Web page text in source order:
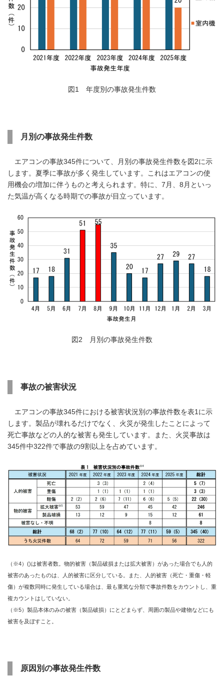
図1 年度別の事故発生件数
月別の事故発生件数
エアコンの事故345件について、月別の事故発生件数を図2に示
します。夏季に事故が多く発生しています。これはエアコンの使
用機会の増加に伴うものと考えられます。特に、7月、8月といっ
た気温が高くなる時期での事故が目立っています。
図2 月別の事故発生件数
事故の被害状況
エアコンの事故345件における被害状況別の事故件数を表1に示
します。製品が壊れるだけでなく、火災が発生したことによって
死亡事故などの人的な被害も発生しています。また、火災事故は
345件中322件で事故の9割以上を占めています。
（※4）()は被害者数。物的被害（製品破損または拡大被害）があった場合でも人的
被害のあったものは、人的被害に区分している。また、人的被害（死亡・重傷・軽
傷）が複数同時に発生している場合は、最も重篤な分類で事故件数をカウントし、重
複カウントはしていない。
（※5）製品本体のみの被害（製品破損）にとどまらず、周囲の製品や建物などにも
被害を及ぼすこと。
原因別の事故発生件数